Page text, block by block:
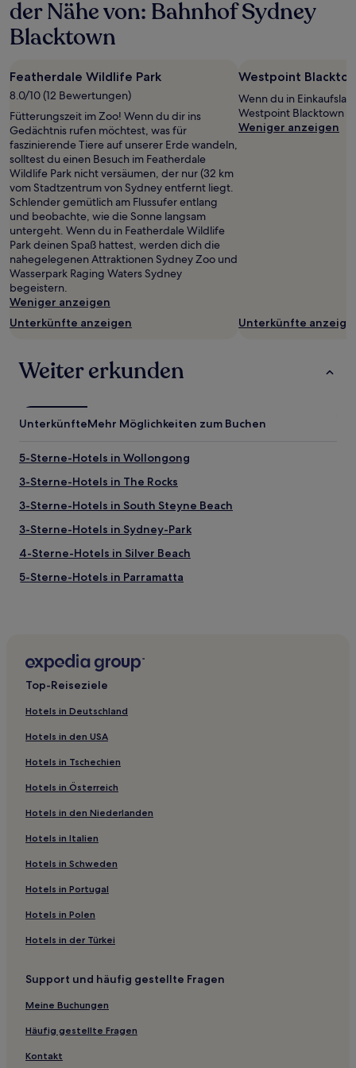
der Nähe von: Bahnhof Sydney
Blacktown
Featherdale Wildlife Park
8.0/10 (12 Bewertungen)
Fütterungszeit im Zoo! Wenn du dir ins
Gedächtnis rufen möchtest, was für
faszinierende Tiere auf unserer Erde wandeln,
solltest du einen Besuch im Featherdale
Wildlife Park nicht versäumen, der nur (32 km
vom Stadtzentrum von Sydney entfernt liegt.
Schlender gemütlich am Flussufer entlang
und beobachte, wie die Sonne langsam
untergeht. Wenn du in Featherdale Wildlife
Park deinen Spaß hattest, werden dich die
nahegelegenen Attraktionen Sydney Zoo und
Wasserpark Raging Waters Sydney
begeistern.
Weniger anzeigen
Unterkünfte anzeigen
Westpoint
Wenn du in
Westpoint Blacktown
Weniger anzeigen
Unterkünfte
Weiter erkunden
UnterkünfteMehr Möglichkeiten zum Buchen
5-Sterne-Hotels in Wollongong
3-Sterne-Hotels in The Rocks
3-Sterne-Hotels in South Steyne Beach
3-Sterne-Hotels in Sydney-Park
4-Sterne-Hotels in Silver Beach
5-Sterne-Hotels in Parramatta
Aparthotels in Sydney-Park
Ferienwohnungen in Manly
Aparthotels in The Corso in Manly
Ferienwohnungen in Chinamans Beach
Gasthäuser in Sydney
Motels in Sydney
Ferienwohnungen in Sydney
Hostels in Lady Robinson's Beach
Hostels in The Entertainment Quarter
Gasthäuser in Silver Beach
Strand nahe Shelly Beach
Luxus nahe Shelly Beach
Familien in Sydney
Hotels mit Casino in Sydney
Lgbtqia-Freundliche in Sydney
Hotels mit inbegriffenem Frühstück in Sydney
Top-Reiseziele
Hotels in Deutschland
Hotels in den USA
Hotels in Tschechien
Hotels in Österreich
Hotels in den Niederlanden
Hotels in Italien
Hotels in Schweden
Hotels in Portugal
Hotels in Polen
Hotels in der Türkei
Support und häufig gestellte Fragen
Meine Buchungen
Häufig gestellte Fragen
Kontakt